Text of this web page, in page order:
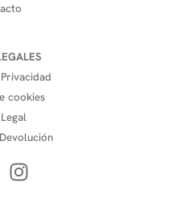
cookies